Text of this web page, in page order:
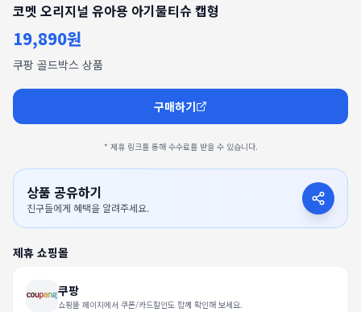
코멧 오리지널 유아용 아기물티슈 캡형
19,890원
쿠팡 골드박스 상품
구매하기
* 제휴 링크를 통해 수수료를 받을 수 있습니다.
상품 공유하기
친구들에게 혜택을 알려주세요.
제휴 쇼핑몰
쿠팡
쇼핑몰 페이지에서 쿠폰/카드할인도 함께 확인해 보세요.